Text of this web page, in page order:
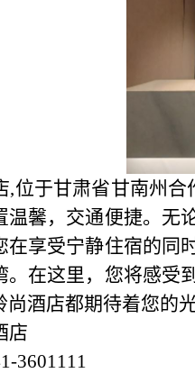
,位于甘肃省甘南州合
温馨，交通便捷。无
在享受宁静住宿的同
。在这里，您将感受
酒店都期待着您的
店
3601111